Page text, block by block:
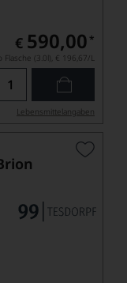
€ 590,00 *
Flasche (3.0l), € 196,67/L
Lebensmittel­angaben